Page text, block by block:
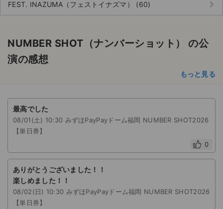
FEST. INAZUMA（フェストイナズマ） (60) keyboard_arrow_right
NUMBER SHOT（ナンバーショット） の公
演の感想
もっと見る
最高でした
08/01(土) 10:30 みずほPayPayドーム福岡 NUMBER SHOT2026
【単日券】
0
ありがとうございました！！
楽しめました！！
08/02(日) 10:30 みずほPayPayドーム福岡 NUMBER SHOT2026
【単日券】